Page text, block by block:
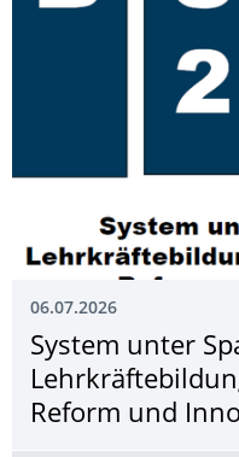
06.07.2026
System unter
Reform und